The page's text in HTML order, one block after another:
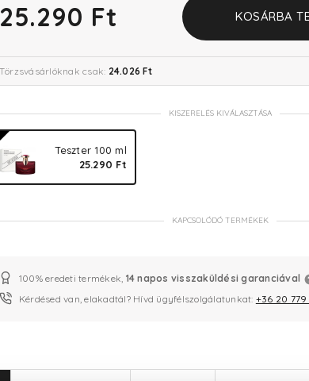
25.290 Ft KOSÁRBA
Törzsvásárlóknak csak: 24.026 Ft
KISZERELÉS KIVÁLASZTÁSA
Teszter 100 ml
25.290 Ft
KAPCSOLÓDÓ TERMÉKEK
100% eredeti termékek, 14 napos visszaküldési garanciával
Kérdésed van, elakadtál? Hívd ügyfélszolgálatunkat: +36 20 779